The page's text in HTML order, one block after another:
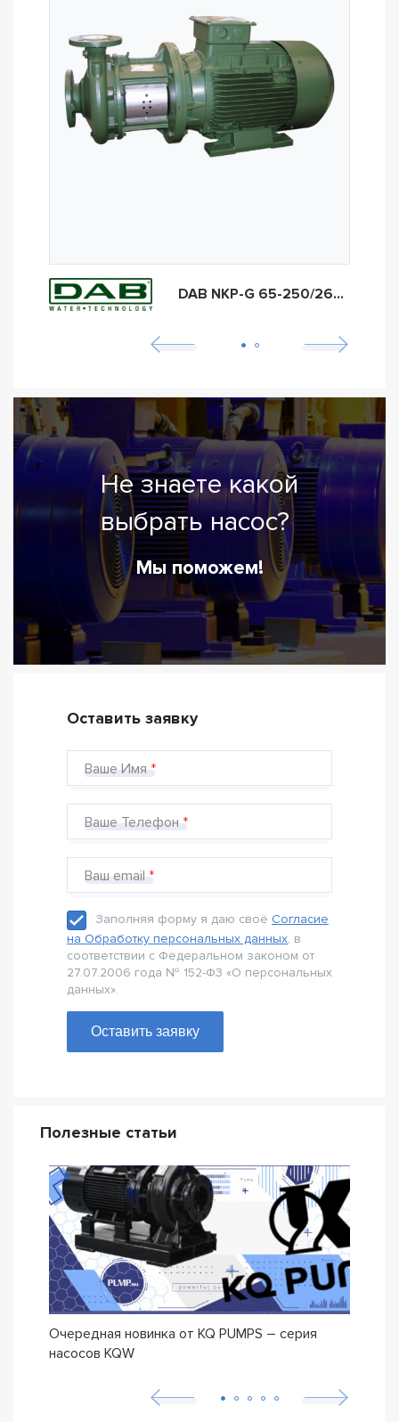
DAB NKP-G 65-250/264/45/2
Не знаете какой
выбрать насос?
Мы поможем!
Оставить заявку
Ваше Имя
Ваше Телефон
Ваш email
Заполняя форму я даю своё Согласие
на Обработку персональных данных, в
соответствии с Федеральном законом от
27.07.2006 года № 152-Ф3 «О персональных
данных».
Оставить заявку
Полезные статьи
Очередная новинка от KQ PUMPS – серия
насосов KQW